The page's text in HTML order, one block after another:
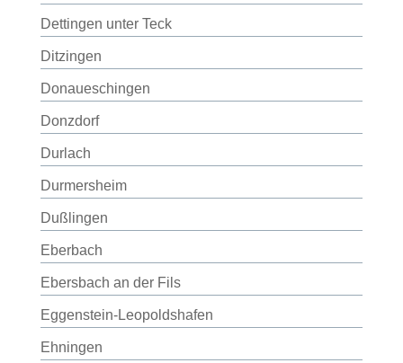
Dettingen unter Teck
Ditzingen
Donaueschingen
Donzdorf
Durlach
Durmersheim
Dußlingen
Eberbach
Ebersbach an der Fils
Eggenstein-Leopoldshafen
Ehningen